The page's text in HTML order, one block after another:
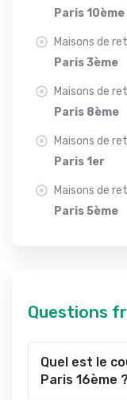
Paris 10ème
Maisons de
Paris 3ème
Maisons de
Paris 8ème
Maisons de
Paris 1er
Maisons de
Paris 5ème
Questions
Quel est le
Paris 16ème ?